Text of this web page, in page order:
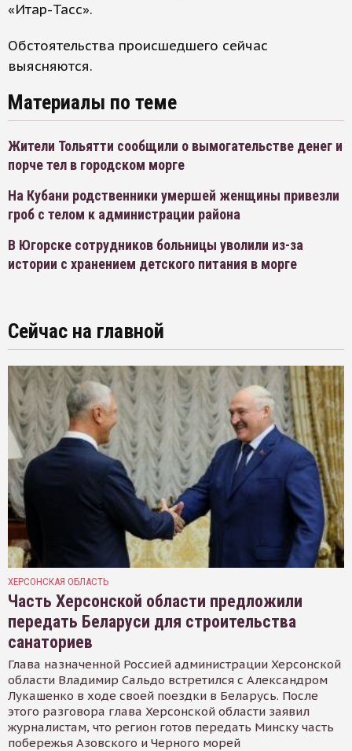
«Итар-Тасс».
Обстоятельства происшедшего сейчас
выясняются.
Материалы по теме
Жители Тольятти сообщили о вымогательстве денег и
порче тел в городском морге
На Кубани родственники умершей женщины привезли
гроб с телом к администрации района
В Югорске сотрудников больницы уволили из-за
истории с хранением детского питания в морге
Сейчас на главной
ХЕРСОНСКАЯ ОБЛАСТЬ
Часть Херсонской области предложили
передать Беларуси для строительства
санаториев
Глава назначенной Россией администрации Херсонской
области Владимир Сальдо встретился с Александром
Лукашенко в ходе своей поездки в Беларусь. После
этого разговора глава Херсонской области заявил
журналистам, что регион готов передать Минску часть
побережья Азовского и Черного морей